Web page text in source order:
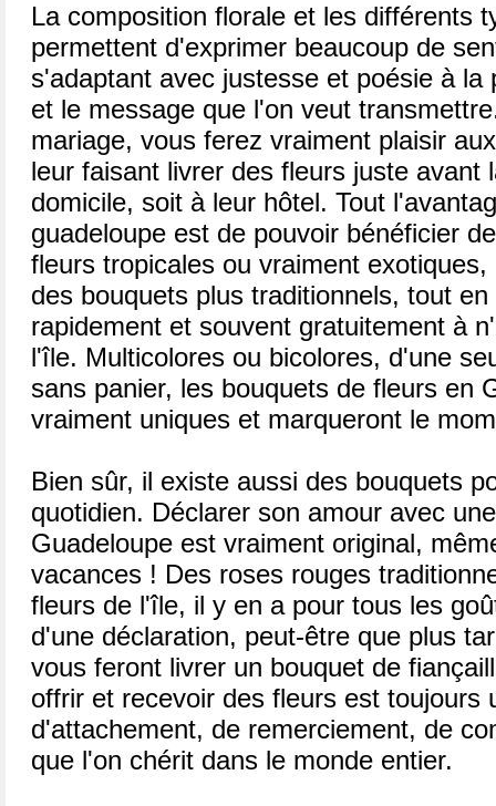
La composition florale et les différents
permettent d'exprimer beaucoup de
s'adaptant avec justesse et poésie à la
et le message que l'on veut
mariage, vous ferez vraiment plaisir
leur faisant livrer des fleurs juste avant
domicile, soit à leur hôtel. Tout
guadeloupe est de pouvoir bénéficier
fleurs tropicales ou vraiment
des bouquets plus traditionnels, tout
rapidement et souvent gratuitement à
l'île. Multicolores ou bicolores, d'une
sans panier, les bouquets de fleurs en
vraiment uniques et marqueront le
Bien sûr, il existe aussi des bouquets
quotidien. Déclarer son amour avec
Guadeloupe est vraiment original,
vacances ! Des roses rouges
fleurs de l'île, il y en a pour tous les
d'une déclaration, peut-être que plus
vous feront livrer un bouquet de
offrir et recevoir des fleurs est toujours
d'attachement, de remerciement, de
que l'on chérit dans le monde entier.